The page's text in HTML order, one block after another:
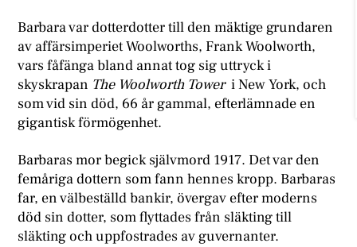
Barbara var dotterdotter till den mäktige grundaren
av affärsimperiet Woolworths, Frank Woolworth,
vars fåfänga bland annat tog sig uttryck i
skyskrapan The Woolworth Tower i New York, och
som vid sin död, 66 år gammal, efterlämnade en
gigantisk förmögenhet.
Barbaras mor begick självmord 1917. Det var den
femåriga dottern som fann hennes kropp. Barbaras
far, en välbeställd bankir, övergav efter moderns
död sin dotter, som flyttades från släkting till
släkting och uppfostrades av guvernanter.